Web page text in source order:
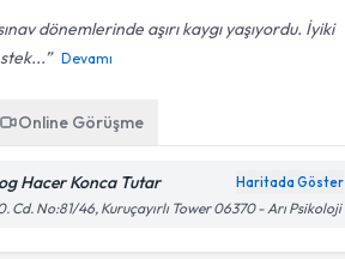
dönemlerinde aşırı kaygı yaşıyordu. İyiki
Devamı
Online Görüşme
Hacer Konca Tutar Haritada Göster
Cd. No:81/46, Kuruçayırlı Tower 06370 - Arı Psikoloji